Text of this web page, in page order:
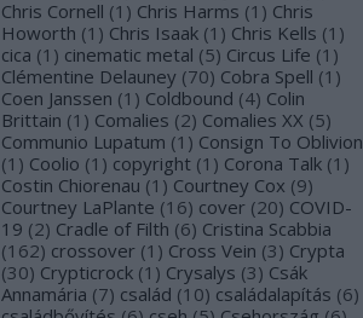
Chris Cornell (1 ) Chris Harms (1 ) Chris
Howorth (1 ) Chris Isaak (1 ) Chris Kells (1 )
cica (1 ) cinematic metal (5) Circus Life (1 )
Clémentine Delauney (70) Cobra Spell (1 )
Coen Janssen (1 ) Coldbound (4) Colin
Brittain (1 ) Comalies (2) Comalies XX (5)
Communio Lupatum (1 ) Consign To Oblivion
(1 ) Coolio (1 ) copyright (1 ) Corona Talk (1 )
Costin Chiorenau (1 ) Courtney Cox (9)
Courtney LaPlante (16) cover (20) COVID-
19 (2) Cradle of Filth (6) Cristina Scabbia
(162) crossover (1 ) Cross Vein (3) Crypta
(30) Crypticrock (1 ) Crysalys (3) Csák
Annamária (7) család (10) családalapítás (6)